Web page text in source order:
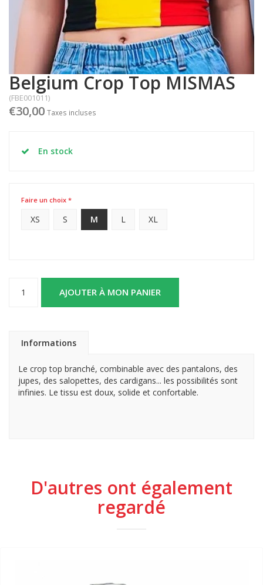
Belgium Crop Top MISMAS
(FBE001011)
€30,00 Taxes incluses
En stock
Faire un choix *
XS S M L XL
AJOUTER À MON PANIER
Informations
Le crop top branché, combinable avec des pantalons, des
jupes, des salopettes, des cardigans... les possibilités sont
infinies. Le tissu est doux, solide et confortable.
D'autres ont également
regardé